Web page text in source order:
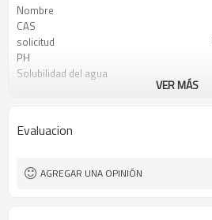
Nombre
CAS
solicitud
PH
Solubilidad del agua
MOQ
VER MÁS
Evaluacion
AGREGAR UNA OPINIÓN